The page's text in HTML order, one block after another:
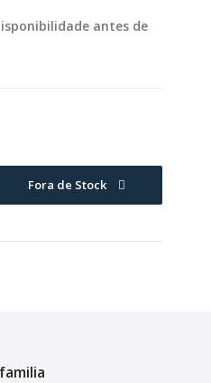
antes de
Fora de Stock